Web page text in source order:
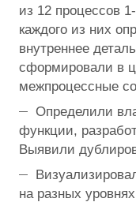
из 12 процессов
каждого из них
внутреннее
сформировали в
межпроцессные
Определили
функции,
Выявили
на разных